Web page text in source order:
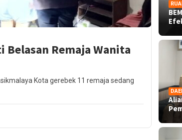
Belasan Remaja Wanita
Kota gerebek 11 remaja sedang